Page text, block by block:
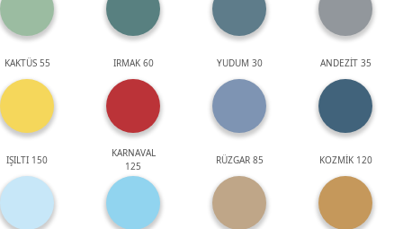
KAKTÜS 55 IRMAK 60 YUDUM 30 ANDEZİT 35
IŞILTI 150
KARNAVAL
125
RÜZGAR 85 KOZMİK 120